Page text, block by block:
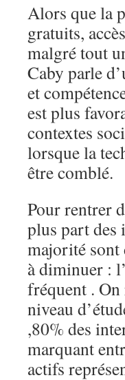
Alors que la
gratuits,
malgré tout
Caby parle
et
est plus
contextes
lorsque la
être comblé.
Pour rentrer
plus part des
majorité sont
à diminuer :
fréquent . On
niveau
,80% des
marquant
actifs